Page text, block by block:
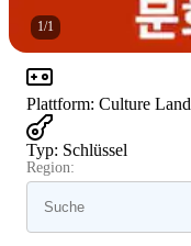
1/1
Plattform: Culture Land
Typ: Schlüssel
Region: